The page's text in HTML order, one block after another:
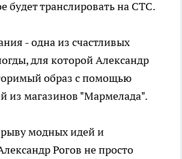
будет транслировать на СТС.
- одна из счастливых
для которой Александр
образ с помощью
из магазинов "Мармелада".
модных идей и
Рогов не просто